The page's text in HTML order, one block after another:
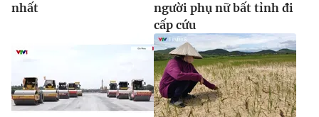
nhất
người phụ nữ bất tỉnh đi
cấp cứu